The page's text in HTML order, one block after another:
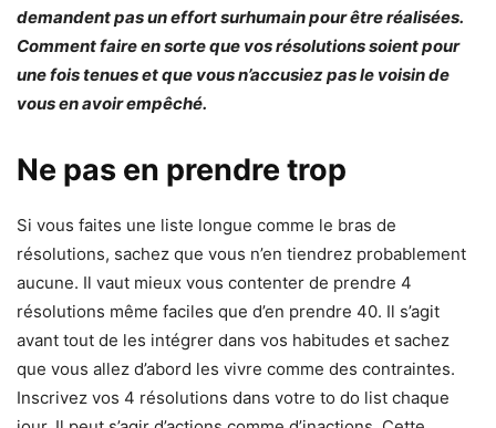
demandent pas un effort surhumain pour être réalisées.
Comment faire en sorte que vos résolutions soient pour
une fois tenues et que vous n’accusiez pas le voisin de
vous en avoir empêché.
Ne pas en prendre trop
Si vous faites une liste longue comme le bras de
résolutions, sachez que vous n’en tiendrez probablement
aucune. Il vaut mieux vous contenter de prendre 4
résolutions même faciles que d’en prendre 40. Il s’agit
avant tout de les intégrer dans vos habitudes et sachez
que vous allez d’abord les vivre comme des contraintes.
Inscrivez vos 4 résolutions dans votre to do list chaque